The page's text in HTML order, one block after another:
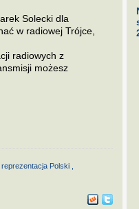
Solecki dla
w radiowej Trójce,
radiowych z
możesz
reprezentacja Polski